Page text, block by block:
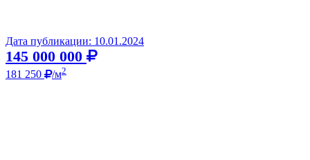
Дата публикации: 10.01.2024
145 000 000
181 250 /м2